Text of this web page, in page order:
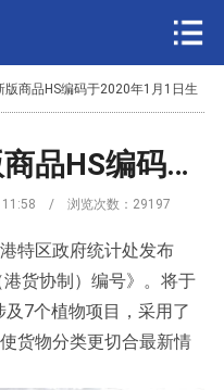
版商品HS编码于2020年1月1日生
香港海关公布新版商品HS编码于2020年1月1日生效-[行通物流]
11:58 / 浏览次数： 29197
特区政府统计处发布
港货协制）编号》。将于
7个植物项目，采用了
货物分类更切合最新情